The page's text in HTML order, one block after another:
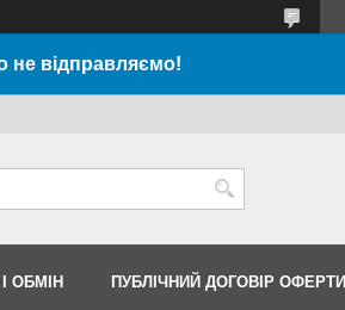
не відправляємо!
ОБМІН ПУБЛІЧНИЙ ДОГОВІР ОФЕРТИ